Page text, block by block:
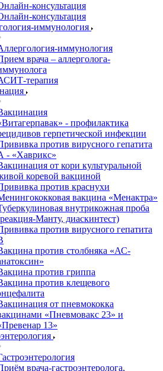
консультация
консультация
иммунология
иммунология
врача – аллерголога-
терапия
- профилактика
герпетической инфекции
против вирусного гепатита
- «Хаврикс»
от кори культуральной
коревой вакциной
против краснухи
вакцина «Менактра»
внутрикожная проба
Манту, диаскинтест)
против вирусного гепатита
против столбняка «АС-
против гриппа
против клещевого
от пневмококка
«Пневмовакс 23» и
13»
врача-гастроэнтеролога,